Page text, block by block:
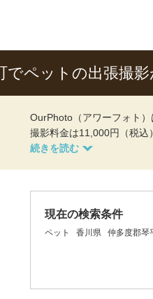
でペットの出張撮
OurPhoto（アワーフォト
撮影料金は11,000円（税込
現在の検索条件
ペット 香川県 仲多度郡琴